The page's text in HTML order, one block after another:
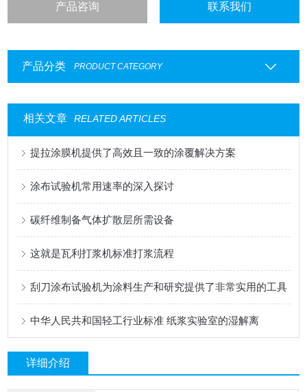
产品咨询 联系我们
产品分类 PRODUCT CATEGORY
相关文章 RELATED ARTICLES
提拉涂膜机提供了高效且一致的涂覆解决方案
涂布试验机常用速率的深入探讨
碳纤维制备气体扩散层所需设备
这就是瓦利打浆机标准打浆流程
刮刀涂布试验机为涂料生产和研究提供了非常实用的工具
中华人民共和国轻工行业标准 纸浆实验室的湿解离
详细介绍